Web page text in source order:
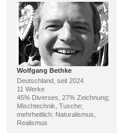
Wolfgang Bethke
Deutschland, seit 2024
11 Werke
45% Diverses, 27% Zeichnung;
Mischtechnik, Tusche;
mehrheitlich: Naturalismus,
Realismus